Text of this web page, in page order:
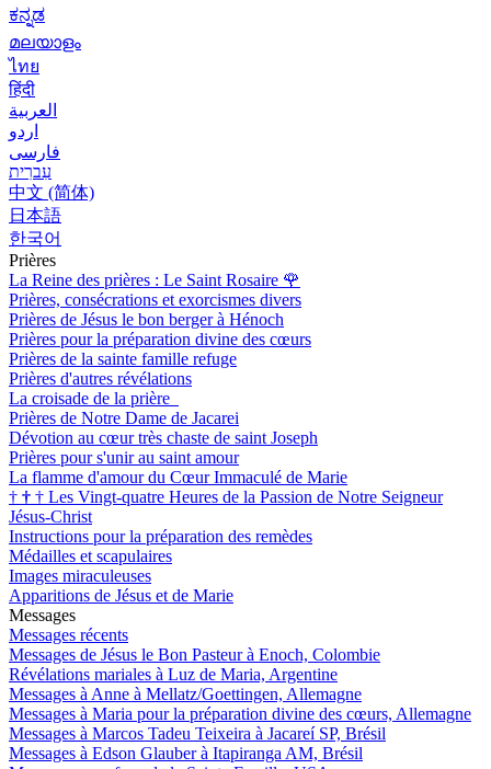
ಕನ್ನಡ
മലയാളം
ไทย
हिंदी
العربية
اردو
فارسی
עִברִית
中文 (简体)
日本語
한국어
Prières
La Reine des prières : Le Saint Rosaire 🌹
Prières, consécrations et exorcismes divers
Prières de Jésus le bon berger à Hénoch
Prières pour la préparation divine des cœurs
Prières de la sainte famille refuge
Prières d'autres révélations
La croisade de la prière
Prières de Notre Dame de Jacarei
Dévotion au cœur très chaste de saint Joseph
Prières pour s'unir au saint amour
La flamme d'amour du Cœur Immaculé de Marie
† † † Les Vingt-quatre Heures de la Passion de Notre Seigneur
Jésus-Christ
Instructions pour la préparation des remèdes
Médailles et scapulaires
Images miraculeuses
Apparitions de Jésus et de Marie
Messages
Messages récents
Messages de Jésus le Bon Pasteur à Enoch, Colombie
Révélations mariales à Luz de Maria, Argentine
Messages à Anne à Mellatz/Goettingen, Allemagne
Messages à Maria pour la préparation divine des cœurs, Allemagne
Messages à Marcos Tadeu Teixeira à Jacareí SP, Brésil
Messages à Edson Glauber à Itapiranga AM, Brésil